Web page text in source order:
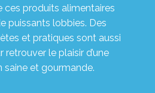
ces produits alimentaires
puissants lobbies. Des
et pratiques sont aussi
le plaisir d’une
saine et gourmande.